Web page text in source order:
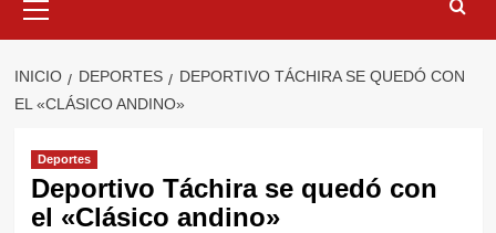
primario
INICIO DEPORTES
DEPORTIVO TÁCHIRA SE QUEDÓ CON
EL «CLÁSICO ANDINO»
Deportes
Deportivo Táchira se quedó con
el «Clásico andino»